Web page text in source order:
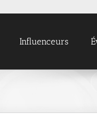
Influenceurs